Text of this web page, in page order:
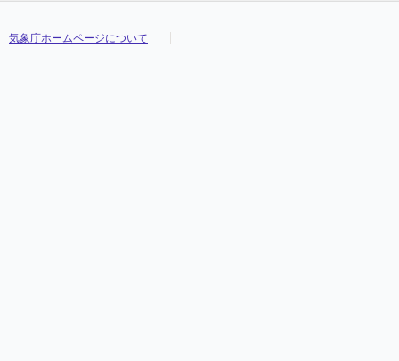
気象庁ホームページについて